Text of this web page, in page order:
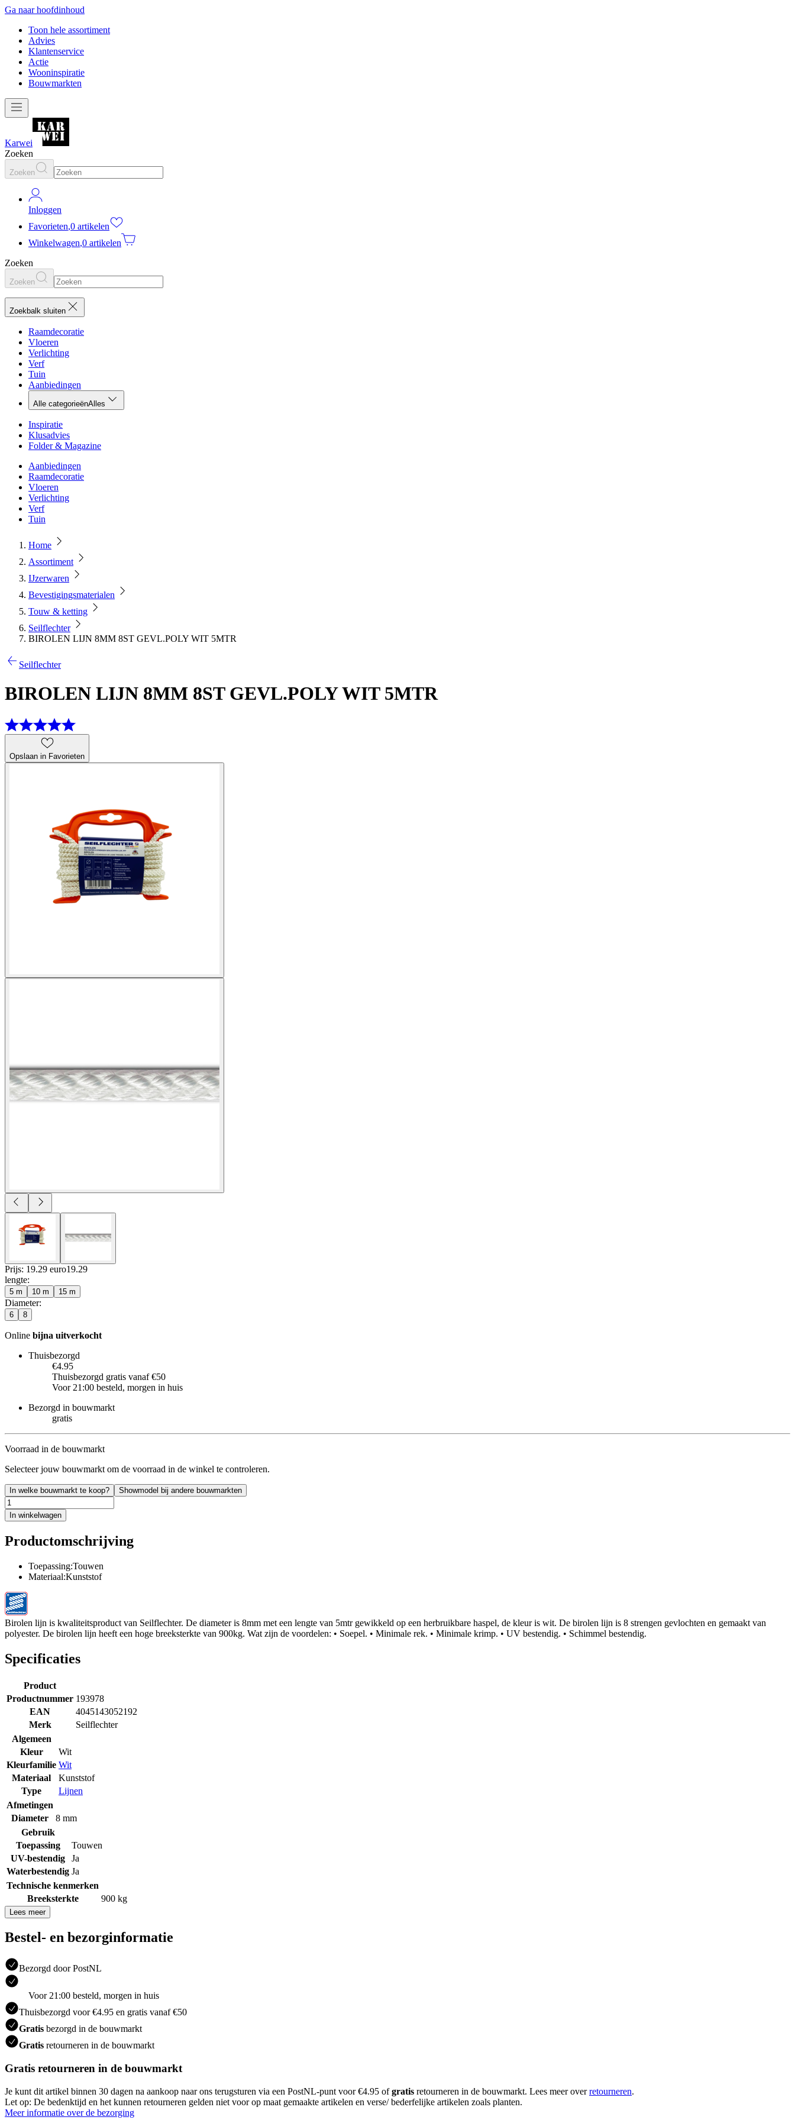
Ga naar hoofdinhoud
Toon hele assortiment
Advies
Klantenservice
Actie
Wooninspiratie
Bouwmarkten
Karwei
Zoeken
Zoeken
Inloggen
Favorieten,0 artikelen
Winkelwagen,0 artikelen
Zoeken
Zoeken
Zoekbalk sluiten
Raamdecoratie
Vloeren
Verlichting
Verf
Tuin
Aanbiedingen
Alle categorieënAlles
Inspiratie
Klusadvies
Folder & Magazine
Aanbiedingen
Raamdecoratie
Vloeren
Verlichting
Verf
Tuin
Home
Assortiment
IJzerwaren
Bevestigingsmaterialen
Touw & ketting
Seilflechter
BIROLEN LIJN 8MM 8ST GEVL.POLY WIT 5MTR
Seilflechter
BIROLEN LIJN 8MM 8ST GEVL.POLY WIT 5MTR
Opslaan in Favorieten
Prijs: 19.29 euro19.29
lengte:
5 m 10 m 15 m
Diameter:
6 8
Online bijna uitverkocht
Thuisbezorgd
€4.95
Thuisbezorgd gratis vanaf €50
Voor 21:00 besteld, morgen in huis
Bezorgd in bouwmarkt
gratis
Voorraad in de bouwmarkt
Selecteer jouw bouwmarkt om de voorraad in de winkel te controleren.
In welke bouwmarkt te koop? Showmodel bij andere bouwmarkten
In winkelwagen
Productomschrijving
Toepassing:Touwen
Materiaal:Kunststof
Birolen lijn is kwaliteitsproduct van Seilflechter. De diameter is 8mm met een lengte van 5mtr gewikkeld op een herbruikbare haspel, de kleur is wit. De birolen lijn is 8 strengen gevlochten en gemaakt van
polyester. De birolen lijn heeft een hoge breeksterkte van 900kg. Wat zijn de voordelen: • Soepel. • Minimale rek. • Minimale krimp. • UV bestendig. • Schimmel bestendig.
Specificaties
Product
Productnummer 193978
EAN
4045143052192
Merk
Seilflechter
Algemeen
Kleur
Wit
Kleurfamilie Wit
Materiaal
Kunststof
Type
Lijnen
Afmetingen
Diameter
8 mm
Gebruik
Toepassing
Touwen
UV-bestendig
Ja
Waterbestendig Ja
Technische kenmerken
Breeksterkte
900 kg
Lees meer
Bestel- en bezorginformatie
Bezorgd door PostNL
Voor 21:00 besteld, morgen in huis
Thuisbezorgd voor €4.95 en gratis vanaf €50
Gratis bezorgd in de bouwmarkt
Gratis retourneren in de bouwmarkt
Gratis retourneren in de bouwmarkt
Je kunt dit artikel binnen 30 dagen na aankoop naar ons terugsturen via een PostNL-punt voor €4.95 ofgratis retourneren in de bouwmarkt. Lees meer overretourneren.
Let op: De bedenktijd en het kunnen retourneren gelden niet voor op maat gemaakte artikelen en verse/ bederfelijke artikelen zoals planten.
Meer informatie over de bezorging